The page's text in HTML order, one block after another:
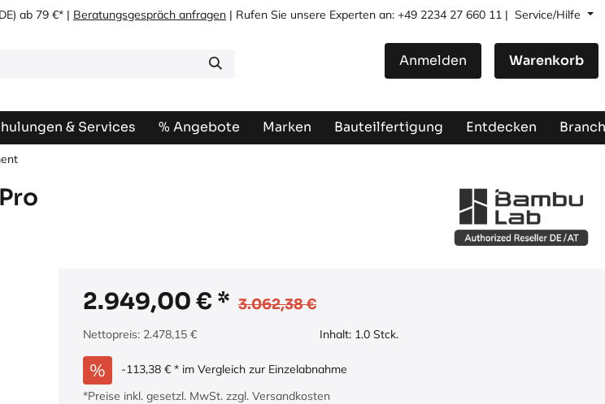
ab 79 €* | Beratungsgespräch anfragen | Rufen Sie unsere Experten an: +49 2234 27 660 11 | Service/Hilfe
Anmelden Warenkorb
& Services % Angebote Marken Bauteilfertigung Entdecken
2.949,00 € 3.062,38€
Nettopreis: 2.478,15 € Inhalt: 1.0 Stck.
- 113,38 € * im Vergleich zur Einzelabnahme
*Preise inkl. gesetzl. MwSt. zzgl. Versandkosten